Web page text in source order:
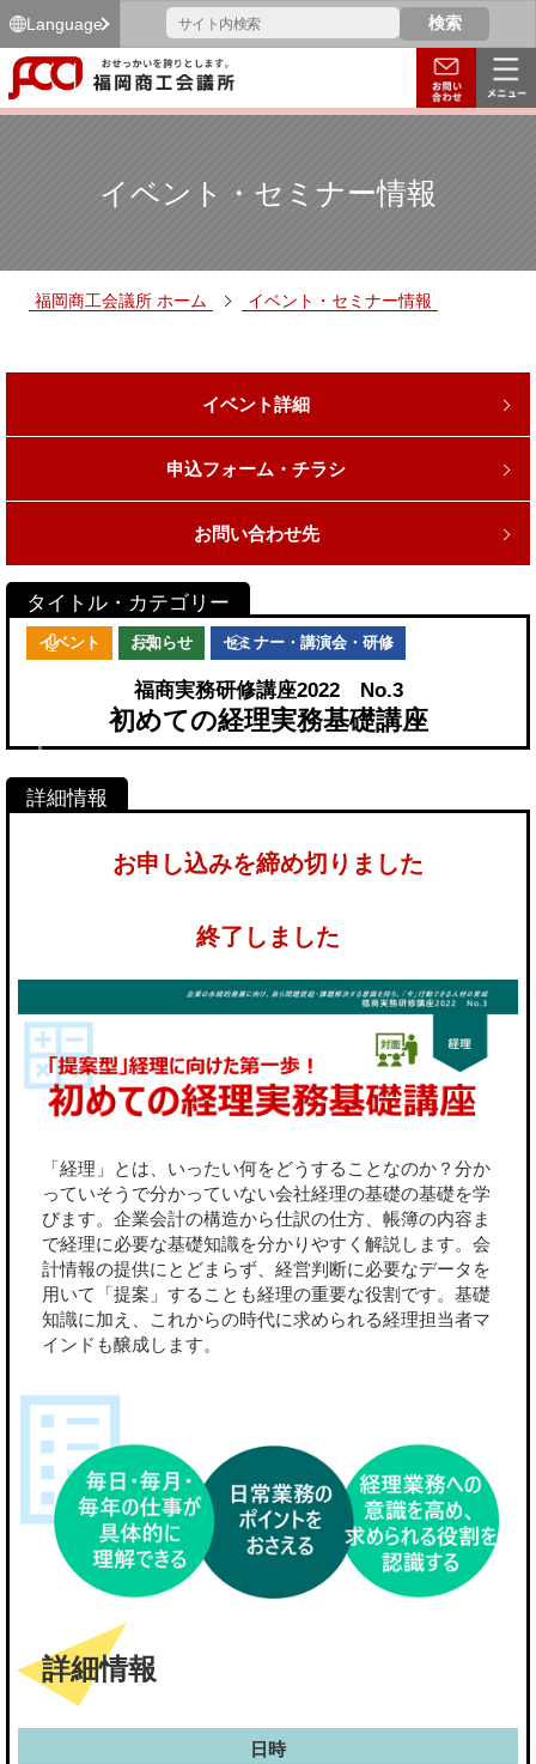
Language
イベント・セミナー情報
福岡商工会議所 ホーム イベント・セミナー情報
イベント詳細
申込フォーム・チラシ
お問い合わせ先
イベント お知らせ セミナー・講演会・研修
福商実務研修講座2022 No.3
初めての経理実務基礎講座
お申し込みを締め切りました
終了しました
「経理」とは、いったい何をどうすることなのか？分か
っていそうで分かっていない会社経理の基礎の基礎を学
びます。企業会計の構造から仕訳の仕方、帳簿の内容ま
で経理に必要な基礎知識を分かりやすく解説します。会
計情報の提供にとどまらず、経営判断に必要なデータを
用いて「提案」することも経理の重要な役割です。基礎
知識に加え、これからの時代に求められる経理担当者マ
インドも醸成します。
詳細情報
日時